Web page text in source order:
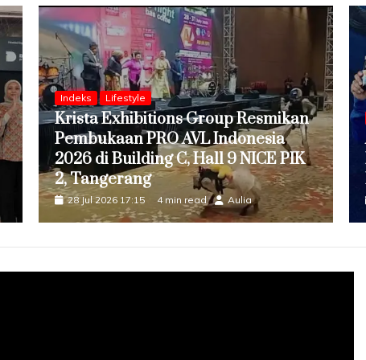
Indeks Lifestyle
Krista Exhibitions Group Resmikan
Pembukaan PRO AVL Indonesia
2026 di Building C, Hall 9 NICE PIK
2, Tangerang
28 Jul 2026 17:15 4 min read Aulia